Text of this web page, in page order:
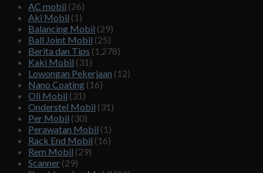
AC mobil (26)
Aki Mobil (1)
Balancing Mobil (29)
Ball Joint Mobil (25)
Berita dan Tips (1,278)
Kaki Mobil (31)
Lowongan Pekerjaan (12)
Nano Coating (16)
Oli Mobil (31)
Onderstel Mobil (31)
Per Mobil (30)
Perawatan Mobil (1)
Rack End Mobil (16)
Rem Mobil (29)
Scanner (29)